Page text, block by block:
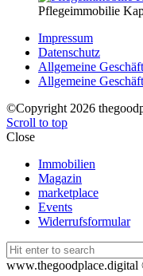
Pflegeimmobilie
Impressum
Datenschutz
Allgemeine
Allgemeine
©Copyright 2026
Scroll to top
Close
Immobilien
Magazin
marketplace
Events
Widerrufsformular
Search
for: